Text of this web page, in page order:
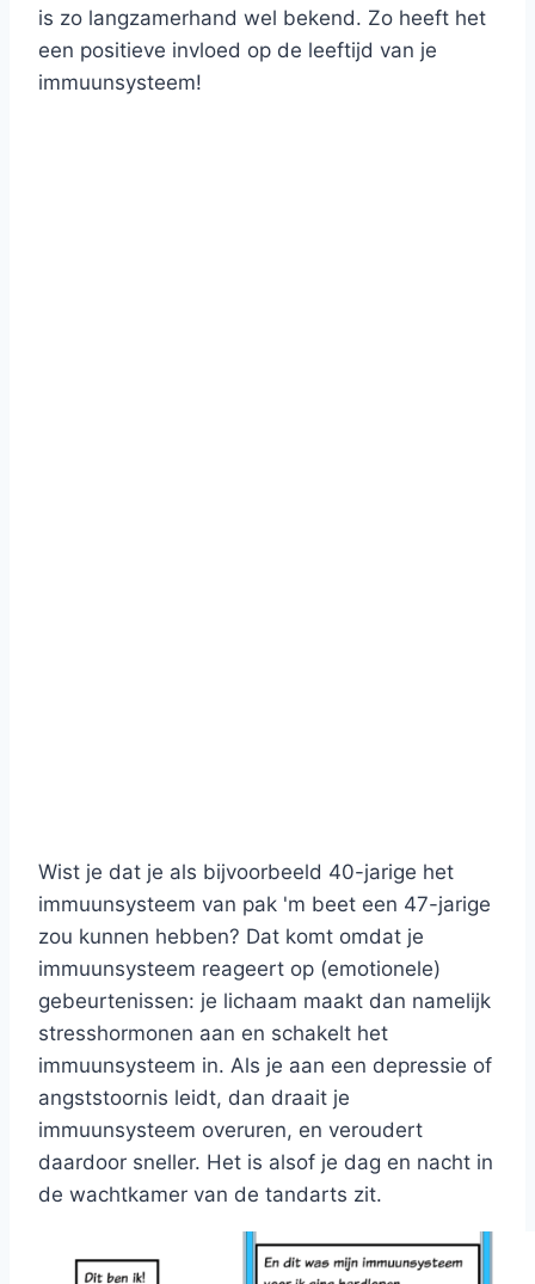
is zo langzamerhand wel bekend. Zo heeft het
een positieve invloed op de leeftijd van je
immuunsysteem!
Wist je dat je als bijvoorbeeld 40-jarige het
immuunsysteem van pak 'm beet een 47-jarige
zou kunnen hebben? Dat komt omdat je
immuunsysteem reageert op (emotionele)
gebeurtenissen: je lichaam maakt dan namelijk
stresshormonen aan en schakelt het
immuunsysteem in. Als je aan een depressie of
angststoornis leidt, dan draait je
immuunsysteem overuren, en veroudert
daardoor sneller. Het is alsof je dag en nacht in
de wachtkamer van de tandarts zit.